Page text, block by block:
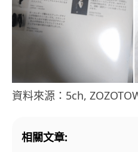
資料來源：5ch,
相關文章: